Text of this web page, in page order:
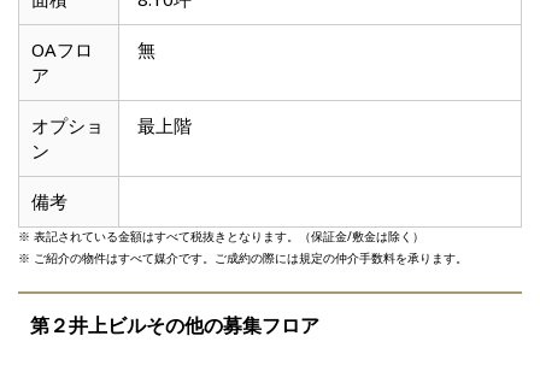
OAフロ
ア
無
オプショ
ン
最上階
備考
※ 表記されている金額はすべて税抜きとなります。（保証金/敷金は除く）
※ ご紹介の物件はすべて媒介です。ご成約の際には規定の仲介手数料を承ります。
第２井上ビルその他の募集フロア